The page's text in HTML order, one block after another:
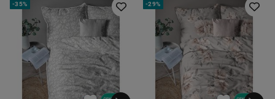
-35% -29%